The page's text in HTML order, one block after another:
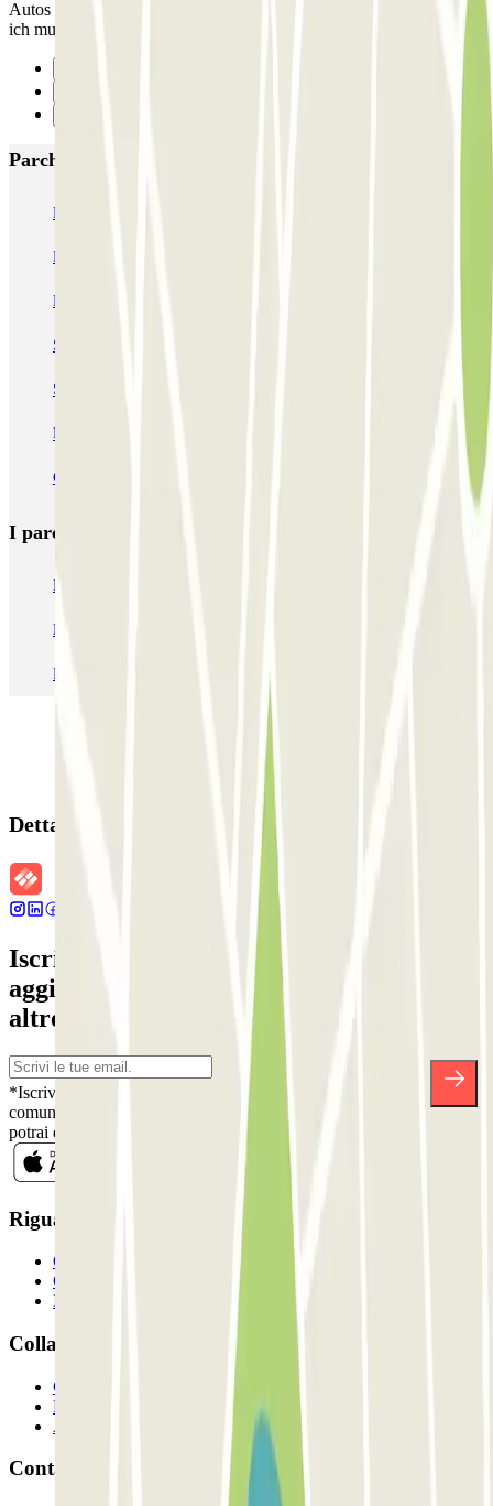
Autos kaum möglich. Mit meinerm 1er BMW war's o.k. Aber auch
ich musste schon ziemlich vorsichtig sein. Is echt schmal!
Parcheggi più popolari a Parigi
Bastille - Saint-Antoine
Parkélis Lefebvre
Forum des Halles-Rambuteau
SAEMES Méditerranée Gare de Lyon
SAEMES Goutte d'Or - Gare du Nord
Bercy - Arena - Gare de Lyon
Garage d'Abbeville - Gare du Nord
I parcheggi
Parcheggio Venezia
Parcheggio Roma
Parcheggio Malpensa Terminal 1
Dettagli della prenotazione
Iscriviti alla nostra Newsletter e rimani
aggiornato su sconti, concorsi e tante
altre sorprese.
*Iscrivendoti, accetti la nostra Informativa sulla Privacy per ricevere
comunicazioni commerciali da Parclick. Senza alcun impegno,
potrai disiscriverti quando vuoi direttamente dalla stessa newsletter.
Riguardo a Parclcik
Chi siamo
Come funziona?
I Nostri Parcheggi
Collaboriamo?
Collaboratori
Proprietari di parcheggio
Affiliati
Contatto